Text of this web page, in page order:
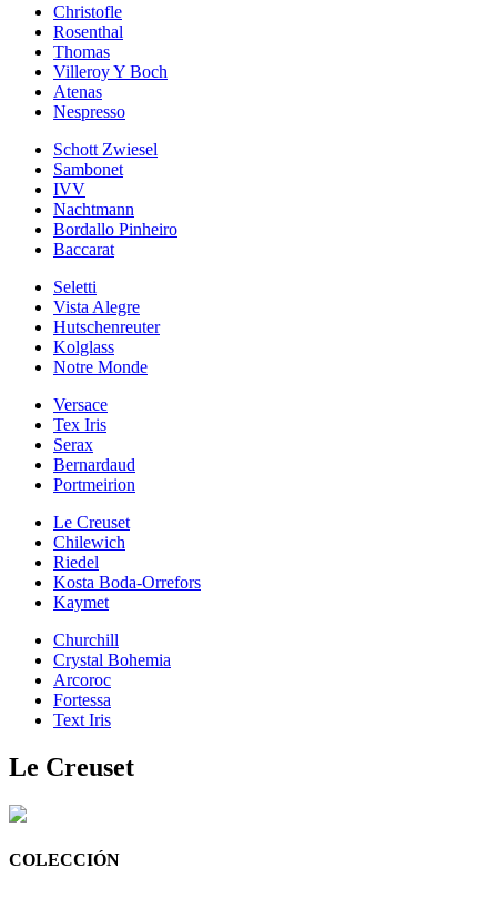
Christofle
Rosenthal
Thomas
Villeroy Y Boch
Atenas
Nespresso
Schott Zwiesel
Sambonet
IVV
Nachtmann
Bordallo Pinheiro
Baccarat
Seletti
Vista Alegre
Hutschenreuter
Kolglass
Notre Monde
Versace
Tex Iris
Serax
Bernardaud
Portmeirion
Le Creuset
Chilewich
Riedel
Kosta Boda-Orrefors
Kaymet
Churchill
Crystal Bohemia
Arcoroc
Fortessa
Text Iris
Le Creuset
COLECCIÓN